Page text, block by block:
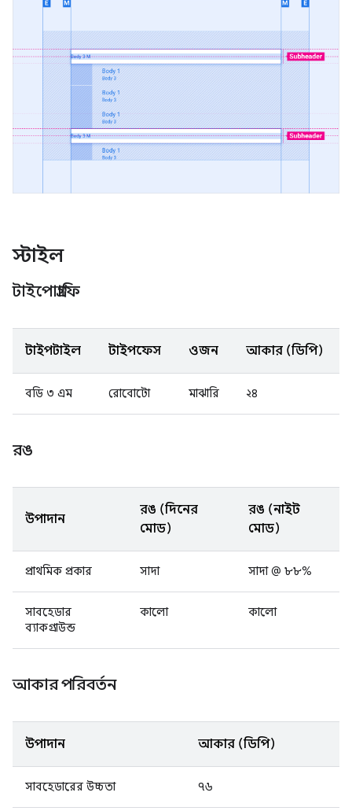
স্টাইল
টাইপোগ্রাফি
টাইপ স্টাইল টাইপফেস ওজন আকার (ডিপি)
বডি ৩ এম রোবোটো মাঝারি ২৪
রঙ
উপাদান
রঙ (দিনের
মোড)
রঙ (নাইট
মোড)
প্রাথমিক প্রকার সাদা সাদা @ ৮৮%
সাবহেডার
ব্যাকগ্রাউন্ড
কালো কালো
আকার পরিবর্তন
উপাদান আকার (ডিপি)
সাবহেডারের উচ্চতা ৭৬